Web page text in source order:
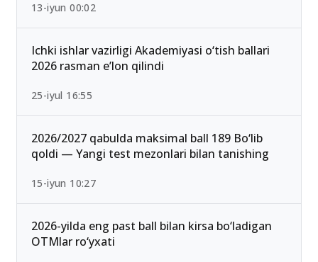
13-iyun 00:02
Ichki ishlar vazirligi Akademiyasi o‘tish ballari
2026 rasman e’lon qilindi
25-iyul 16:55
2026/2027 qabulda maksimal ball 189 Bo‘lib
qoldi — Yangi test mezonlari bilan tanishing
15-iyun 10:27
2026-yilda eng past ball bilan kirsa bo‘ladigan
OTMlar ro‘yxati